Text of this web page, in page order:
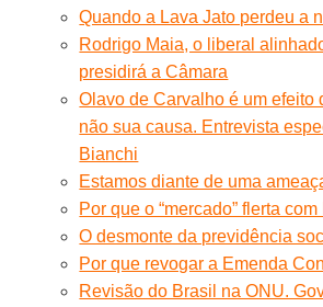
Quando a Lava Jato perdeu a
Rodrigo Maia, o liberal
presidirá a Câmara
Olavo de Carvalho é um efeito
não sua causa. Entrevista
Bianchi
Estamos diante de uma
Por que o “mercado” flerta
O desmonte da previdência
Por que revogar a Emenda
Revisão do Brasil na ONU.